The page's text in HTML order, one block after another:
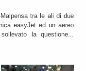
tra le ali di due
easyJet ed un aereo
la questione...